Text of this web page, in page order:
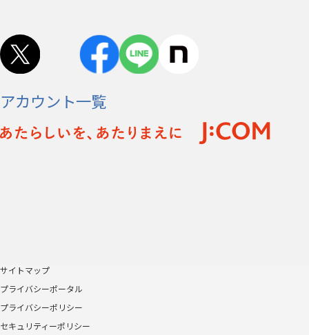
アカウント一覧
サイトマップ
プライバシーポータル
プライバシーポリシー
セキュリティーポリシー